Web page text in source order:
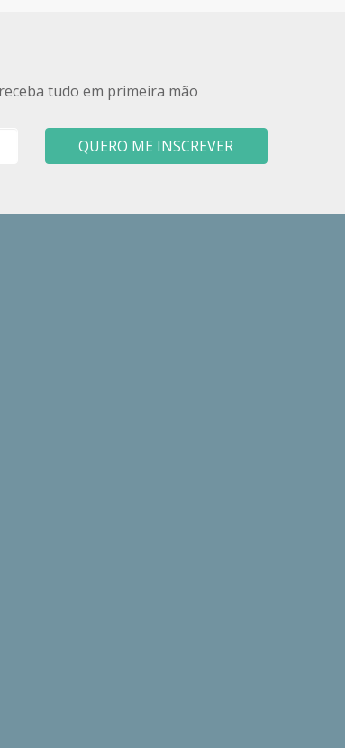
tudo em primeira mão
QUERO ME INSCREVER